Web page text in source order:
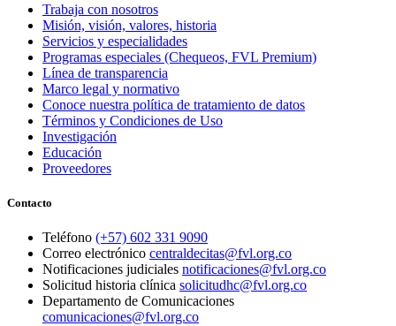
Trabaja con nosotros
Misión, visión, valores, historia
Servicios y especialidades
Programas especiales (Chequeos, FVL Premium)
Línea de transparencia
Marco legal y normativo
Conoce nuestra política de tratamiento de datos
Términos y Condiciones de Uso
Investigación
Educación
Proveedores
Contacto
Teléfono (+57) 602 331 9090
Correo electrónico centraldecitas@fvl.org.co
Notificaciones judiciales notificaciones@fvl.org.co
Solicitud historia clínica solicitudhc@fvl.org.co
Departamento de Comunicaciones
comunicaciones@fvl.org.co